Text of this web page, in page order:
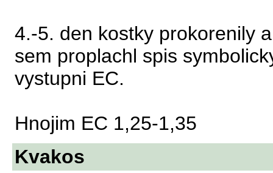
4.-5. den kostky prokorenily
sem proplachl spis
vystupni EC.
Hnojim EC 1,25-1,35
Kvakos